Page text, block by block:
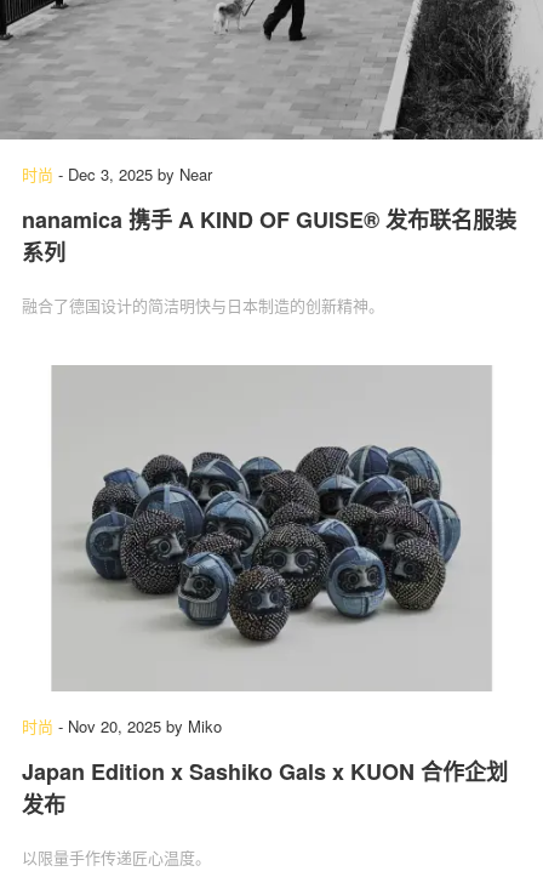
时尚 - Dec 3, 2025 by Near
nanamica 携手 A KIND OF GUISE® 发布联名服装
系列
融合了德国设计的简洁明快与日本制造的创新精神。
时尚 - Nov 20, 2025 by Miko
Japan Edition x Sashiko Gals x KUON 合作企划
发布
以限量手作传递匠心温度。